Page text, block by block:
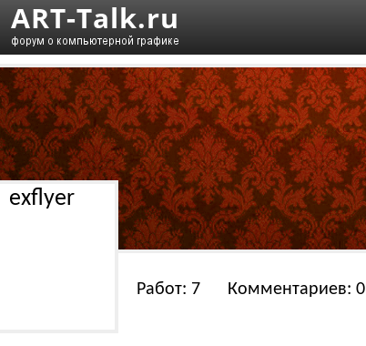
exflyer
Работ: 7 Комментариев: 0